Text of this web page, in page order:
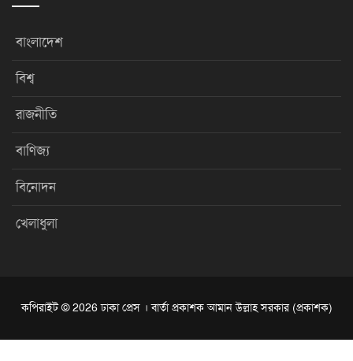
বাংলাদেশ
বিশ্ব
রাজনীতি
বাণিজ্য
বিনোদন
খেলাধুলা
কপিরাইট © 2026 ঢাকা প্রেস । বার্তা প্রকাশক আমান উল্লাহ সরকার (প্রকাশক)